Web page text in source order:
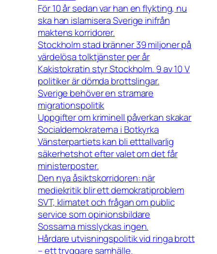
För 10 år sedan var han en flykting, nu
ska han islamisera Sverige inifrån
maktens korridorer.
Stockholm stad bränner 39 miljoner på
värdelösa tolktjänster per år
Kakistokratin styr Stockholm. 9 av 10 V
politiker är dömda brottslingar.
Sverige behöver en stramare
migrationspolitik
Uppgifter om kriminell påverkan skakar
Socialdemokraterna i Botkyrka
Vänsterpartiets kan bli etttallvarlig
säkerhetshot efter valet om det får
ministerposter.
Den nya åsiktskorridoren: när
mediekritik blir ett demokratiproblem
SVT, klimatet och frågan om public
service som opinionsbildare
Sossarna misslyckas ingen.
Hårdare utvisningspolitik vid ringa brott
– ett tryggare samhälle.